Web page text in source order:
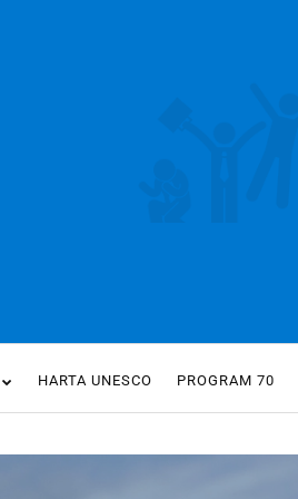
HARTA UNESCO PROGRAM 70